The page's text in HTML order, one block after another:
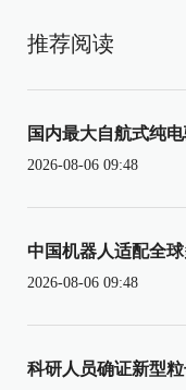
推荐阅读
国内最大自航式纯
2026-08-06 09:48
中国机器人适配全
2026-08-06 09:48
科研人员确证新型